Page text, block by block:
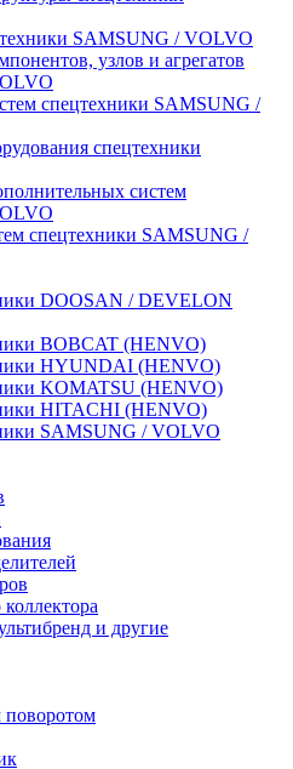
SAMSUNG / VOLVO
узлов и агрегатов
спецтехники SAMSUNG /
спецтехники
систем
спецтехники SAMSUNG /
DOOSAN / DEVELON
BOBCAT (HENVO)
HYUNDAI (HENVO)
KOMATSU (HENVO)
HITACHI (HENVO)
SAMSUNG / VOLVO
и другие